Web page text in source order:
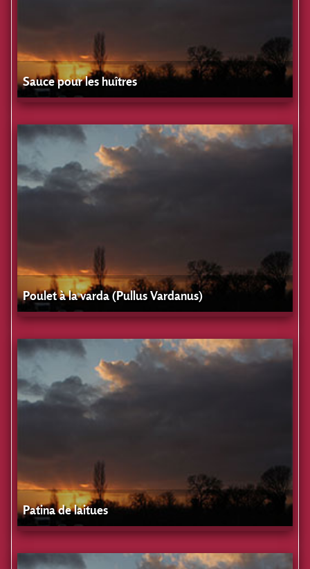
Sauce pour les huîtres
Poulet à la varda (Pullus Vardanus)
Patina de laitues